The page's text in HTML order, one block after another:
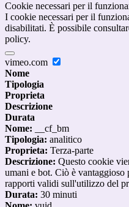
Cookie necessari per il
I cookie necessari per il
disabilitati. È possibile
policy.
vimeo.com
Nome
Tipologia
Proprieta
Descrizione
Durata
Nome: __cf_bm
Tipologia: analitico
Proprieta: Terza-parte
Descrizione: Questo cookie
umani e bot. Ciò è
rapporti validi sull'utilizzo del
Durata: 30 minuti